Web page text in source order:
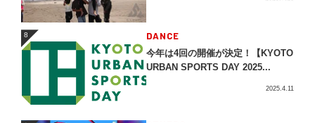
8 DANCE
今年は4回の開催が決定！【KYOTO
URBAN SPORTS DAY 2025...
2025.4.11